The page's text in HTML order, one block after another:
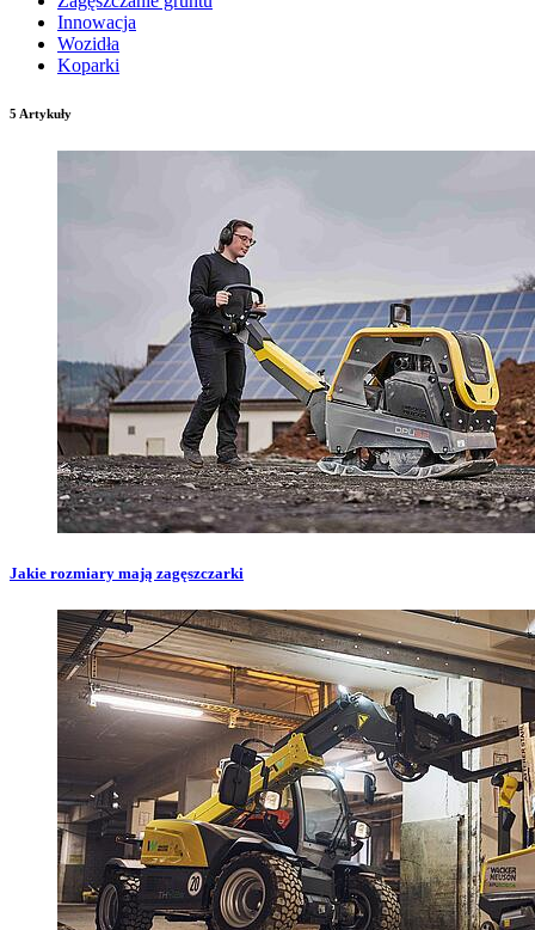
Innowacja
Wozidła
Koparki
5 Artykuły
Jakie rozmiary mają zagęszczarki